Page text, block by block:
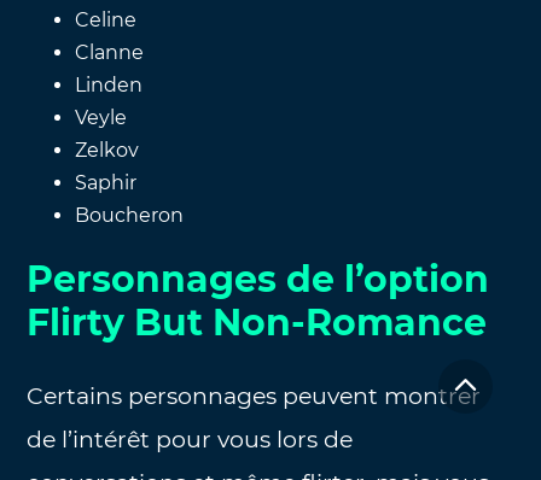
Celine
Clanne
Linden
Veyle
Zelkov
Saphir
Boucheron
Personnages de l’option
Flirty But Non-Romance
Certains personnages peuvent montrer
de l’intérêt pour vous lors de